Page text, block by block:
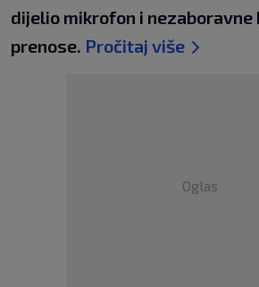
dijelio mikrofon i nezaboravne
prenose. Pročitaj više
Oglas